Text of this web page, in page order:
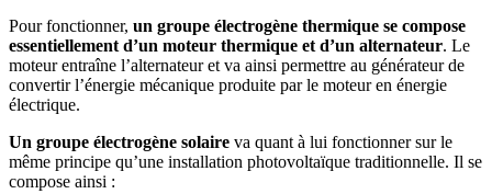
Pour fonctionner, un groupe électrogène thermique se compose
essentiellement d’un moteur thermique et d’un alternateur. Le
moteur entraîne l’alternateur et va ainsi permettre au générateur de
convertir l’énergie mécanique produite par le moteur en énergie
électrique.
Un groupe électrogène solaire va quant à lui fonctionner sur le
même principe qu’une installation photovoltaïque traditionnelle. Il se
compose ainsi :